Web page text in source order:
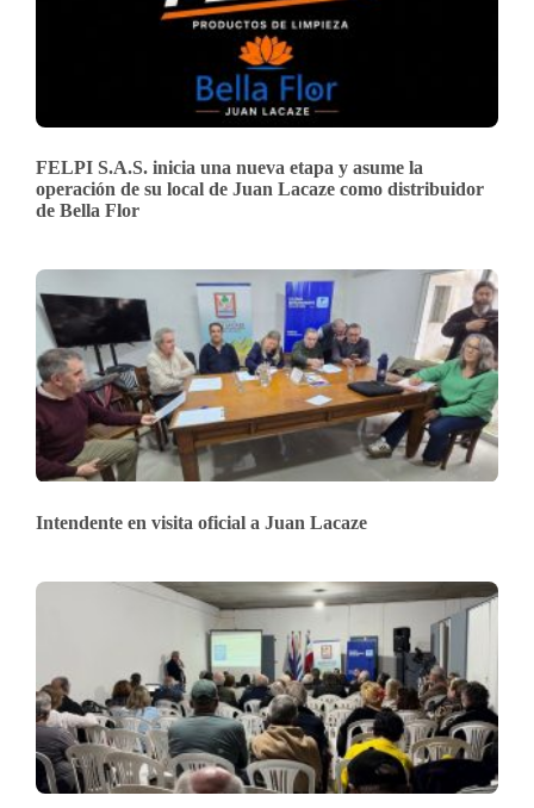
FELPI S.A.S. inicia una nueva etapa y asume la
operación de su local de Juan Lacaze como distribuidor
de Bella Flor
Intendente en visita oficial a Juan Lacaze